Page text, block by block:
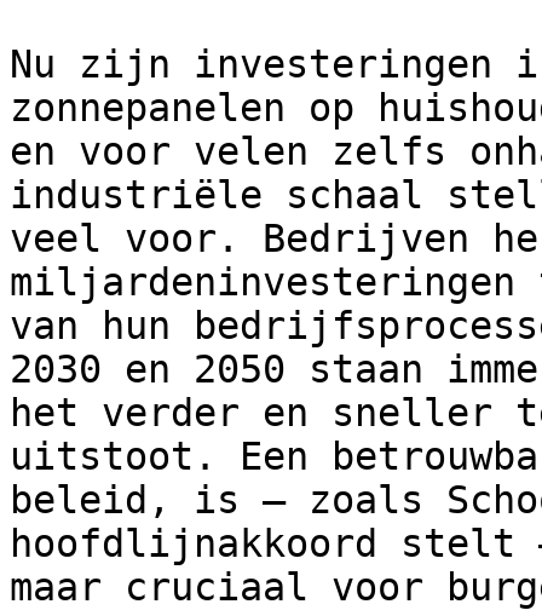
Nu zijn investeringen in
zonnepanelen op
en voor velen zelfs
industriële schaal
veel voor. Bedrijven
miljardeninvesteringen
van hun
2030 en 2050 staan
het verder en sneller
uitstoot. Een
beleid, is – zoals
hoofdlijnakkoord
maar cruciaal voor